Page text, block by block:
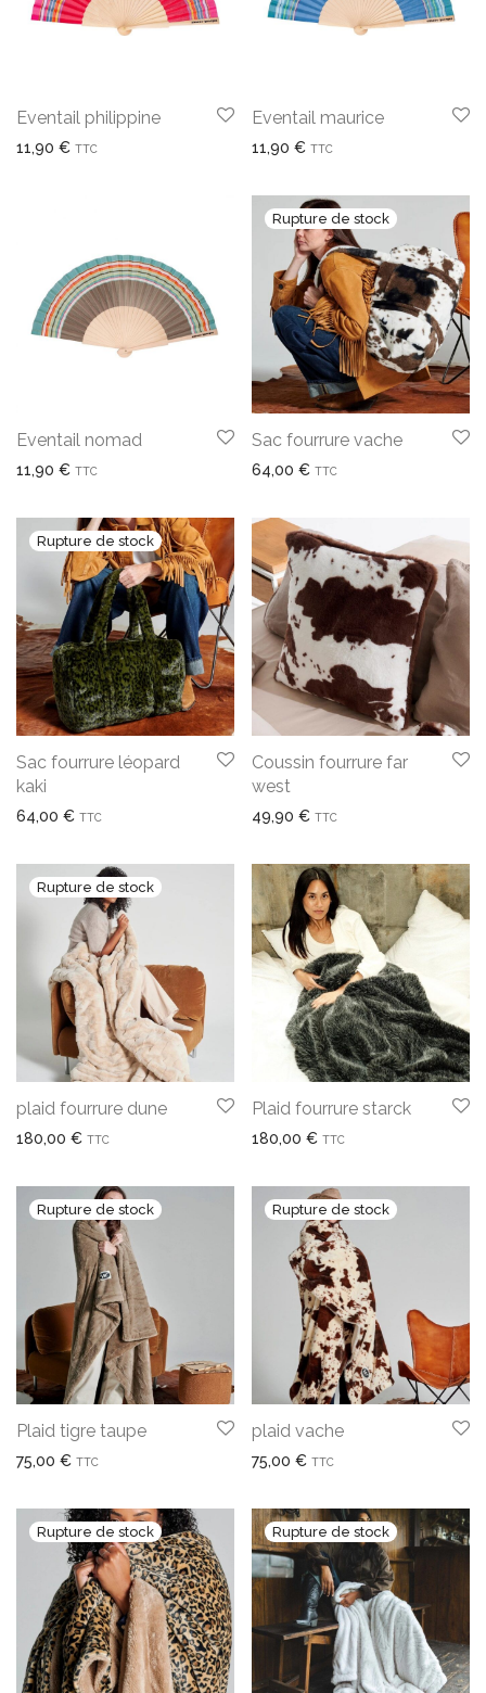
Eventail philippine
11,90 € TTC
Eventail maurice
11,90 € TTC
Eventail nomad
11,90 € TTC
Sac fourrure vache
64,00 € TTC
Sac fourrure léopard
kaki
64,00 € TTC
Coussin fourrure far
west
49,90 € TTC
plaid fourrure dune
180,00 € TTC
Plaid fourrure starck
180,00 € TTC
Plaid tigre taupe
75,00 € TTC
plaid vache
75,00 € TTC